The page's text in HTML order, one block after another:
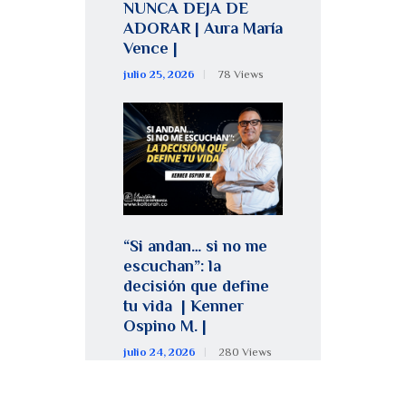
NUNCA DEJA DE
ADORAR | Aura María
Vence |
julio 25, 2026 78 Views
“Si andan… si no me
escuchan”: la
decisión que define
tu vida | Kenner
Ospino M. |
julio 24, 2026 280 Views